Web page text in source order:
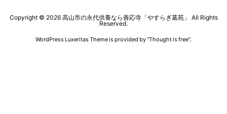
Copyright © 2026 高山市の永代供養なら善応寺「やすらぎ墓苑」
All Rights
Reserved.
WordPress Luxeritas Theme is provided by "Thought is free".